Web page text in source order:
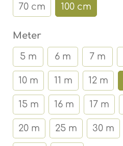
70 cm 100 cm
Meterauswählen
5 m 6 m 7 m
10 m 11 m 12 m
15 m 16 m 17 m
20 m 25 m 30 m